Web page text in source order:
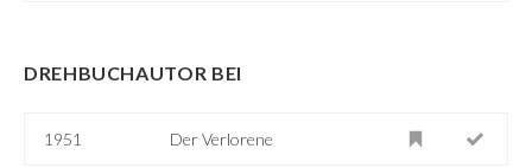
DREHBUCHAUTOR BEI
1951 Der Verlorene